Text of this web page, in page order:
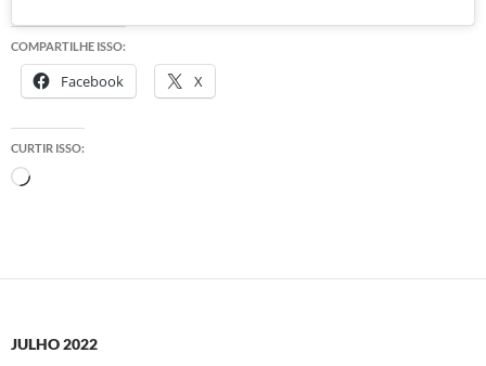
COMPARTILHE ISSO:
Facebook X
CURTIR ISSO:
Carregando...
JULHO 2022